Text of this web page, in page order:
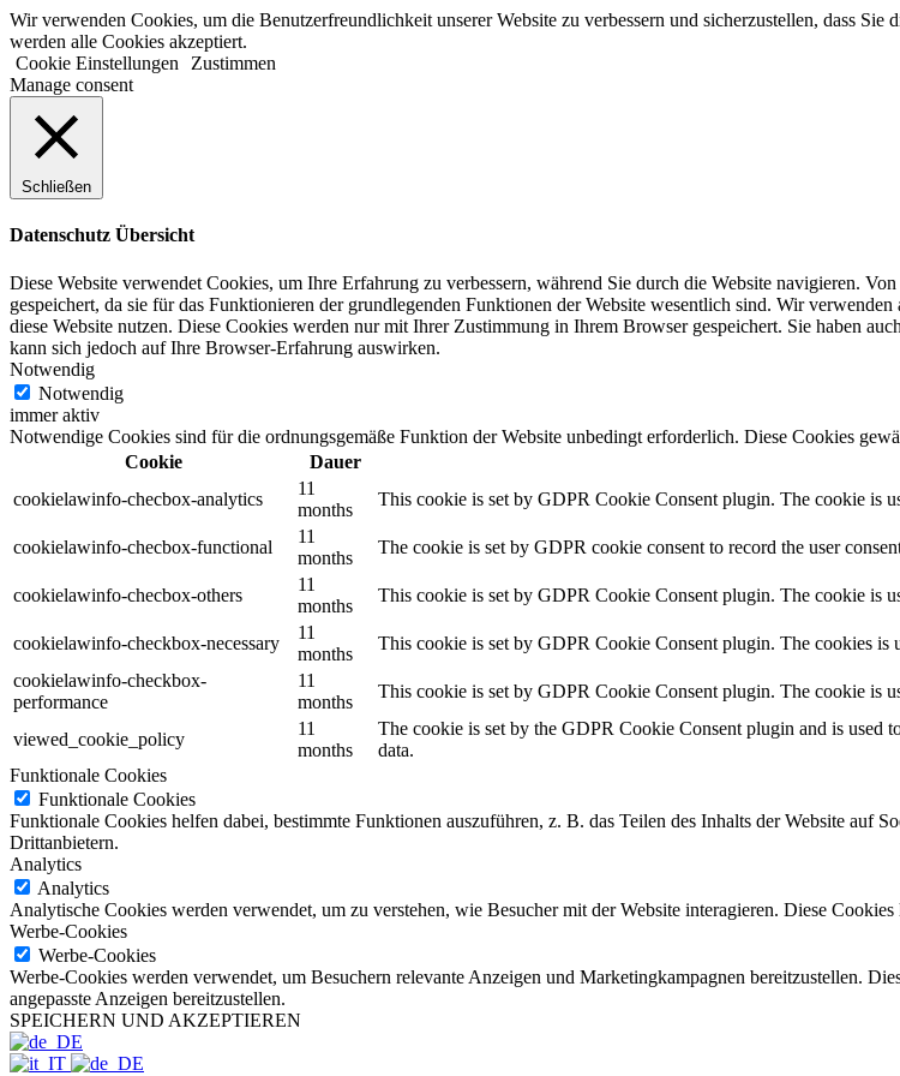
Zum
Inhalt
springen
Wir verwenden Cookies, um die Benutzerfreundlichkeit unserer Website zu verbessern und sicherzustellen, dass
werden alle Cookies akzeptiert.
Cookie Einstellungen
Zustimmen
Manage consent
Schließen
Datenschutz Übersicht
Diese Website verwendet Cookies, um Ihre Erfahrung zu verbessern, während Sie durch die Website navigieren. Von
gespeichert, da sie für das Funktionieren der grundlegenden Funktionen der Website wesentlich sind. Wir verwenden
diese Website nutzen. Diese Cookies werden nur mit Ihrer Zustimmung in Ihrem Browser gespeichert. Sie haben
kann sich jedoch auf Ihre Browser-Erfahrung auswirken.
Notwendig
Notwendig
immer aktiv
Notwendige Cookies sind für die ordnungsgemäße Funktion der Website unbedingt erforderlich. Diese Cookies
Cookie
Dauer
cookielawinfo-checbox-analytics
11
months
This cookie is set by GDPR Cookie Consent plugin. The cookie is
cookielawinfo-checbox-functional
11
months
The cookie is set by GDPR cookie consent to record the user
cookielawinfo-checbox-others
11
months
This cookie is set by GDPR Cookie Consent plugin. The cookie is
cookielawinfo-checkbox-necessary
11
months
This cookie is set by GDPR Cookie Consent plugin. The cookies is
cookielawinfo-checkbox-
performance
11
months
This cookie is set by GDPR Cookie Consent plugin. The cookie is
viewed_cookie_policy
11
months
The cookie is set by the GDPR Cookie Consent plugin and is used
data.
Funktionale Cookies
Funktionale Cookies
Funktionale Cookies helfen dabei, bestimmte Funktionen auszuführen, z. B. das Teilen des Inhalts der Website auf
Drittanbietern.
Analytics
Analytics
Analytische Cookies werden verwendet, um zu verstehen, wie Besucher mit der Website interagieren. Diese
Werbe-Cookies
Werbe-Cookies
Werbe-Cookies werden verwendet, um Besuchern relevante Anzeigen und Marketingkampagnen bereitzustellen.
angepasste Anzeigen bereitzustellen.
SPEICHERN UND AKZEPTIEREN